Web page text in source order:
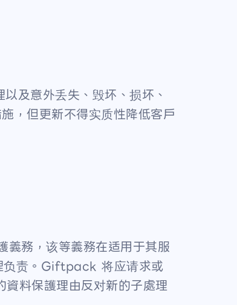
及意外丢失、毁坏、损坏、
但更新不得实质性降低客戶
務，该等義務在适用于其服
负责。Giftpack 将应请求或
料保護理由反对新的子處理